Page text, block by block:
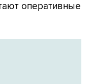
оперативные